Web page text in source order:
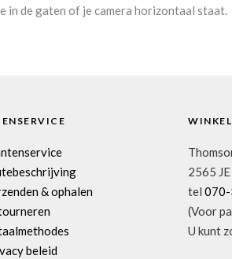
in de gaten of je camera horizontaal staat.
& ophalen
beleid
2565
tel
(Voor
U kunt